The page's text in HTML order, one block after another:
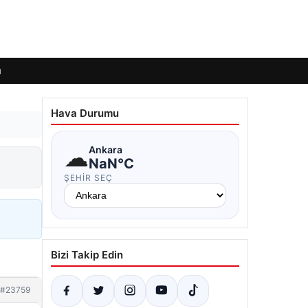
#23759
Hava Durumu
☁Ankara
NaN°C
ŞEHIR SEÇ
Bizi Takip Edin